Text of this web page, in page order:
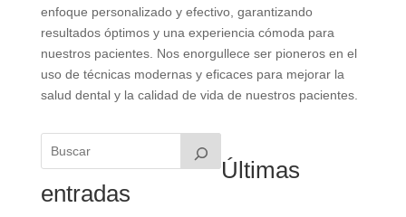
enfoque personalizado y efectivo, garantizando
resultados óptimos y una experiencia cómoda para
nuestros pacientes. Nos enorgullece ser pioneros en el
uso de técnicas modernas y eficaces para mejorar la
salud dental y la calidad de vida de nuestros pacientes.
Últimas
entradas